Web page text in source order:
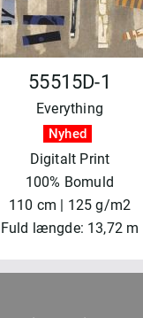
55515D-1
Everything
Nyhed
Digitalt Print
100% Bomuld
110 cm | 125 g/m2
Fuld længde: 13,72 m